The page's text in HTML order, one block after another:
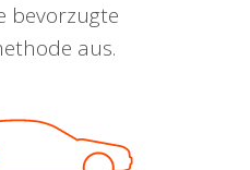
bevorzugte
aus.